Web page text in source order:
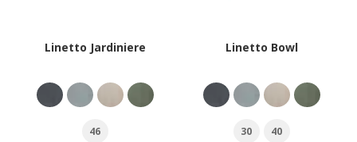
Linetto Jardiniere
46
Linetto Bowl
30 40